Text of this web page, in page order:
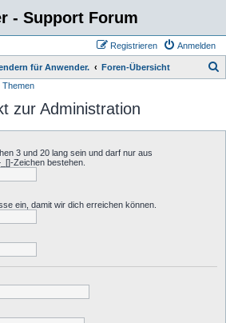
- Support Forum
Anmelden
Registrieren
für Anwender. Foren-Übersicht
Themen
zur Administration
3 und 20 lang sein und darf nur aus
Zeichen bestehen.
ein, damit wir dich erreichen können.